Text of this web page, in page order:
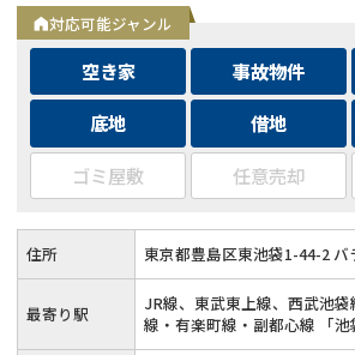
対応可能ジャンル
空き家 事故物件
底地
借地
ゴミ屋敷
任意売却
住所 東京都豊島区東池袋1-44-2
最寄り駅
JR線、東武東上線、西武池
線・有楽町線・副都心線 「